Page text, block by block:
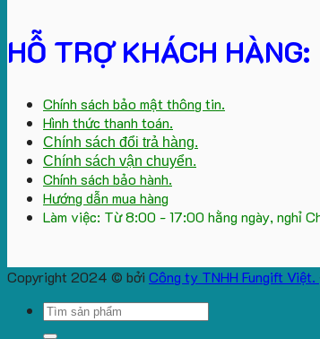
HỖ TRỢ KHÁCH HÀNG:
Chính sách bảo mật thông tin.
Hình thức thanh toán.
Chính sách đổi trả hàng.
Chính sách vận chuyển.
Chính sách bảo hành.
Hướng dẫn mua hàng
Làm việc: Từ 8:00 - 17:00 hằng ngày, nghỉ
Copyright 2024 © bởi Công ty TNHH Fungift Việt.
Search